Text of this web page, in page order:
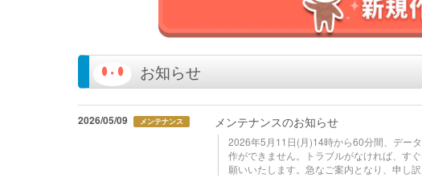
お知らせ
2026/05/09 メンテナンス メンテナンスのお知らせ
2026年5月11日(月)14時から60分間、デー
作ができません。トラブルがなければ、す
願いいたします。急なご案内となり、申し訳